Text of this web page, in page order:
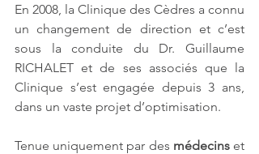
En 2008, la Clinique des Cèdres a connu
un changement de direction et c’est
sous la conduite du Dr. Guillaume
RICHALET et de ses associés que la
Clinique s’est engagée depuis 3 ans,
dans un vaste projet d’optimisation.
Tenue uniquement par des médecins et